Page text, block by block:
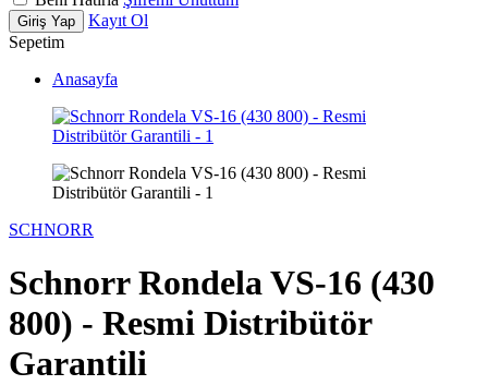
Giriş Yap
Kayıt Ol
Sepetim
Anasayfa
SCHNORR
Schnorr Rondela VS-16 (430
800) - Resmi Distribütör
Garantili